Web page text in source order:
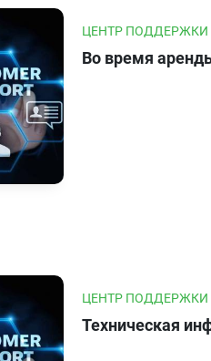
ЦЕНТР ПОДДЕРЖКИ
Во время
ЦЕНТР ПОДДЕРЖКИ
Техническая